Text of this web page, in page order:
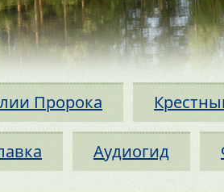
Пророка
Аудиогид